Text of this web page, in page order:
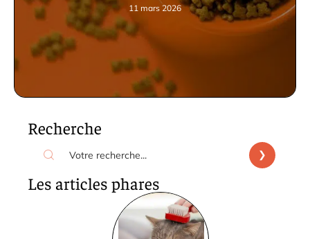
11 mars 2026
Recherche
Les articles phares